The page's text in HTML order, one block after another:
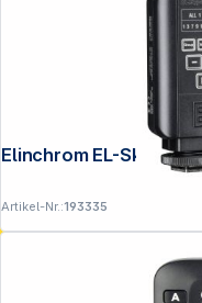
Artikel-Nr.:193335